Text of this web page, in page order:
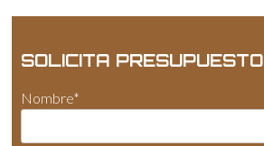
SOLICITA PRESUPUESTO
Nombre*